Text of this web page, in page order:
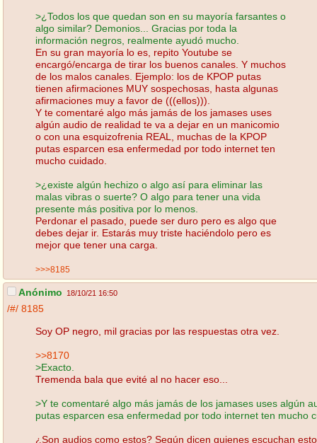
>¿Todos los que quedan son en su mayoría farsantes o
algo similar? Demonios... Gracias por toda la
información negros, realmente ayudó mucho.
En su gran mayoría lo es, repito Youtube se
encargó/encarga de tirar los buenos canales. Y muchos
de los malos canales. Ejemplo: los de KPOP putas
tienen afirmaciones MUY sospechosas, hasta algunas
afirmaciones muy a favor de (((ellos))).
Y te comentaré algo más jamás de los jamases uses
algún audio de realidad te va a dejar en un manicomio
o con una esquizofrenia REAL, muchas de la KPOP
putas esparcen esa enfermedad por todo internet ten
mucho cuidado.
>¿existe algún hechizo o algo así para eliminar las
malas vibras o suerte? O algo para tener una vida
presente más positiva por lo menos.
Perdonar el pasado, puede ser duro pero es algo que
debes dejar ir. Estarás muy triste haciéndolo pero es
mejor que tener una carga.
>>>8185
Anónimo 18/10/21 16:50
/#/ 8185
Soy OP negro, mil gracias por las respuestas otra vez.
>>8170
>Exacto.
Tremenda bala que evité al no hacer eso...
>Y te comentaré algo más jamás de los jamases uses algún
putas esparcen esa enfermedad por todo internet ten mucho
¿Son audios como estos? Según dicen quienes escuchan